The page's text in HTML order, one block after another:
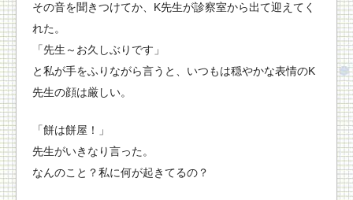
その音を聞きつけてか、K先生が診察室から出て迎えてく
れた。
「先生～お久しぶりです」
と私が手をふりながら言うと、いつもは穏やかな表情のK
先生の顔は厳しい。
「餅は餅屋！」
先生がいきなり言った。
なんのこと？私に何が起きてるの？